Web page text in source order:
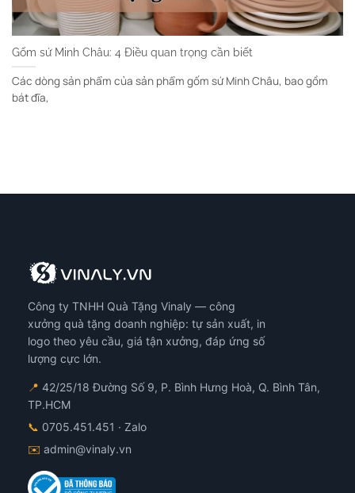
Gốm sứ Minh Châu: 4 Điều quan trọng cần biết
Các dòng sản phẩm của sản phẩm gốm sứ Minh Châu, bao gồm
bát đĩa,
Công ty TNHH Quà Tặng Vinaly — công
xưởng quà tặng doanh nghiệp: tự sản xuất, in
logo theo yêu cầu, giá tận xưởng, đáp ứng số
lượng cực lớn.
📍 42/25/18 Đường Số 9, P. Bình Hưng Hoà, Q. Bình Tân,
TP.HCM
📞 0705.451.451 · Zalo
✉️ admin@vinaly.vn